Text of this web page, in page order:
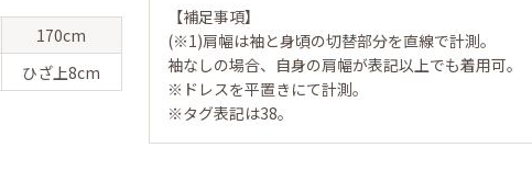
170cm
ひざ上8cm
【補足事項】
(※1)肩幅は袖と身頃の切替部分を直線で計測。
袖なしの場合、自身の肩幅が表記以上でも着用可。
※ドレスを平置きにて計測。
※タグ表記は38。